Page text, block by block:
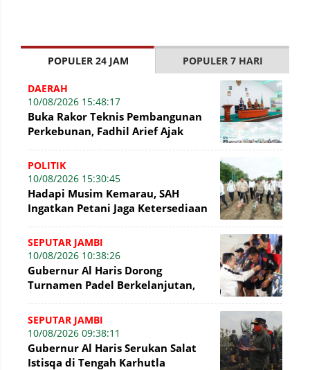
POPULER 24 JAM POPULER 7 HARI
DAERAH
10/08/2026 15:48:17
Buka Rakor Teknis Pembangunan
Perkebunan, Fadhil Arief Ajak
POLITIK
10/08/2026 15:30:45
Hadapi Musim Kemarau, SAH
Ingatkan Petani Jaga Ketersediaan
SEPUTAR JAMBI
10/08/2026 10:38:26
Gubernur Al Haris Dorong
Turnamen Padel Berkelanjutan,
Kebersamaan Masyaraka
SEPUTAR JAMBI
10/08/2026 09:38:11
Gubernur Al Haris Serukan Salat
Istisqa di Tengah Karhutla